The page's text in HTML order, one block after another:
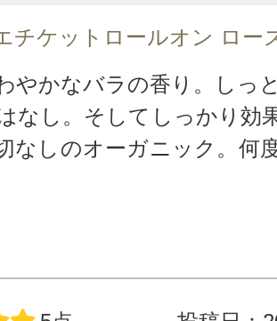
チケットロールオン ロー
やかなバラの香り。しっ
なし。そしてしっかり効
なしのオーガニック。何